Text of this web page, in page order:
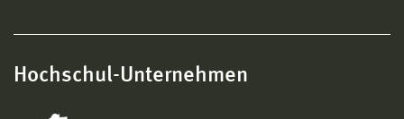
Hochschul-Unternehmen